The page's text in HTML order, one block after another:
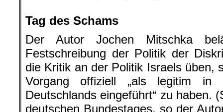
Tag des Schams
Der Autor Jochen Mitschka
Festschreibung der Politik der
die Kritik an der Politik Israels üben,
Vorgang offiziell „als legitim in
Deutschlands eingeführt“ zu haben.
deutschen Bundestages, so der